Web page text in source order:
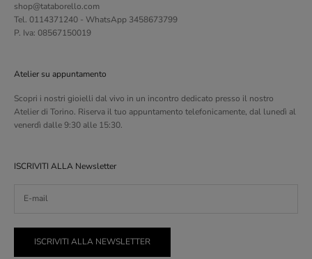
shop@tataborello.com
Tel. 0114371240 - WhatsApp 3458673799
P. Iva: 08567150019
Atelier su appuntamento
Scopri i nostri gioielli dal vivo in un incontro dedicato presso il nostro
Atelier di Torino. Riserva il tuo appuntamento telefonicamente, dal lunedì al
venerdì dalle 9:30 alle 15:30.
ISCRIVITI ALLA Newsletter
ISCRIVITI ALLA NEWSLETTER